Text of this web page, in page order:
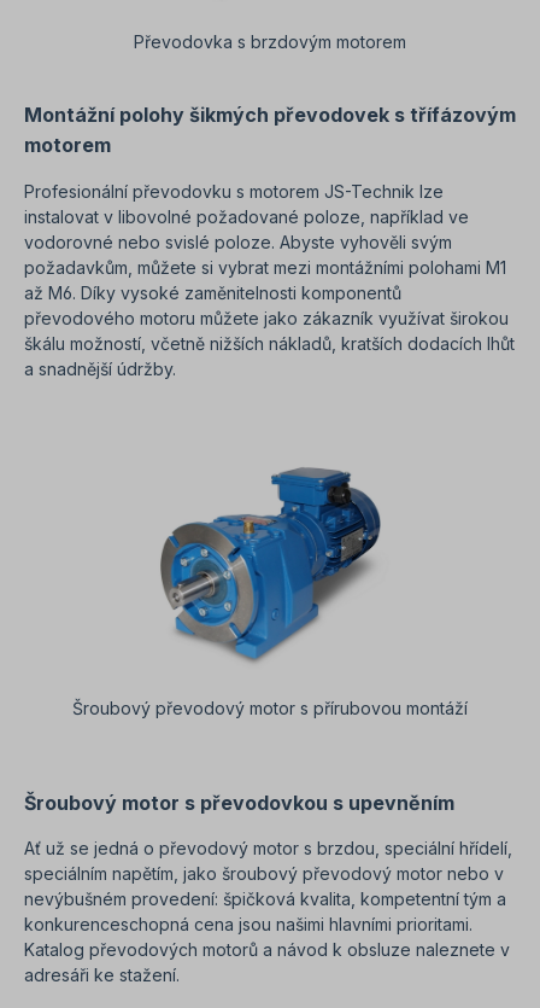
Převodovka s brzdovým motorem
Montážní polohy šikmých převodovek s třífázovým
motorem
Profesionální převodovku s motorem JS-Technik lze
instalovat v libovolné požadované poloze, například ve
vodorovné nebo svislé poloze. Abyste vyhověli svým
požadavkům, můžete si vybrat mezi montážními polohami M1
až M6. Díky vysoké zaměnitelnosti komponentů
převodového motoru můžete jako zákazník využívat širokou
škálu možností, včetně nižších nákladů, kratších dodacích lhůt
a snadnější údržby.
Šroubový převodový motor s přírubovou montáží
Šroubový motor s převodovkou s upevněním
Ať už se jedná o převodový motor s brzdou, speciální hřídelí,
speciálním napětím, jako šroubový převodový motor nebo v
nevýbušném provedení: špičková kvalita, kompetentní tým a
konkurenceschopná cena jsou našimi hlavními prioritami.
Katalog převodových motorů a návod k obsluze naleznete v
adresáři ke stažení.